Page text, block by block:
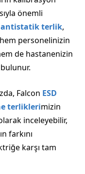
önemli
antistatik terlik,
personelinizin
de hastanenizin
Falcon ESD
terliklerimizin
inceleyebilir,
farkını
karşı tam